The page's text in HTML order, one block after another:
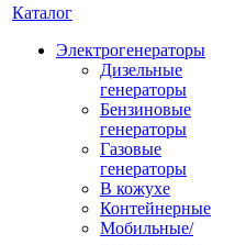
Каталог
Электрогенераторы
Дизельные
генераторы
Бензиновые
генераторы
Газовые
генераторы
В кожухе
Контейнерные
Мобильные/